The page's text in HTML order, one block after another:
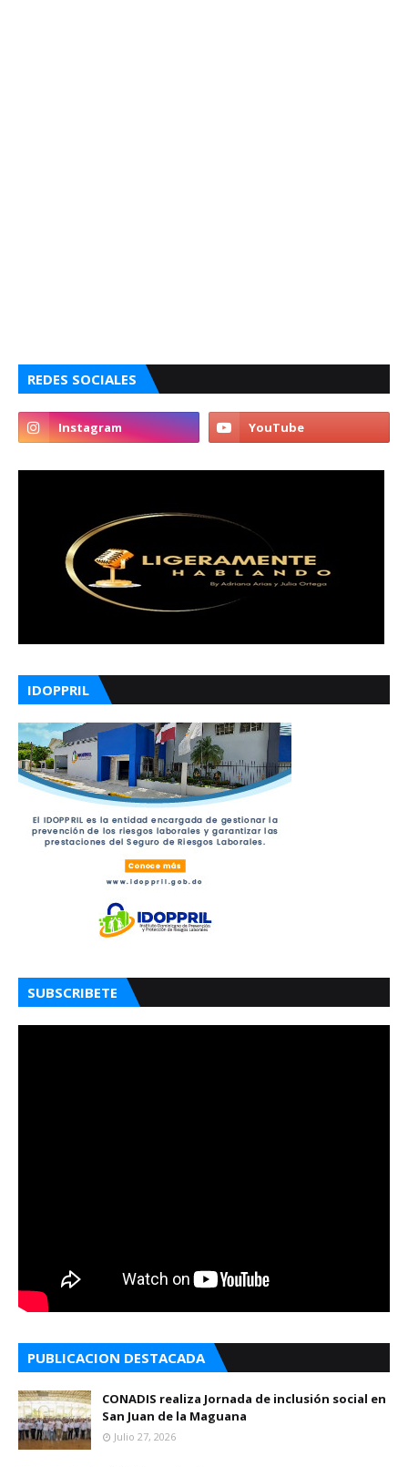
REDES SOCIALES
IDOPPRIL
SUBSCRIBETE
PUBLICACION DESTACADA
CONADIS realiza Jornada de inclusión social en
San Juan de la Maguana
Julio 27, 2026